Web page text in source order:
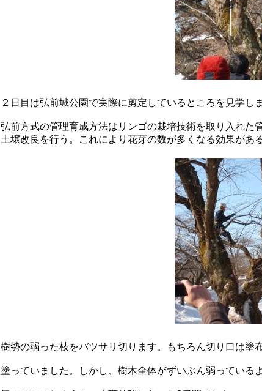
２日目は弘前城公園で実際に剪定しているところを見学し
弘前方式の管理育成方法はリンゴの栽培技術を取り入れ
土壌改良を行う。これにより花芽の数が多くなる効果があ
樹勢の弱った枝をバツサリ切ります。もちろん切り口は塗
塗っていました。しかし、樹木全体がずいぶん弱っている